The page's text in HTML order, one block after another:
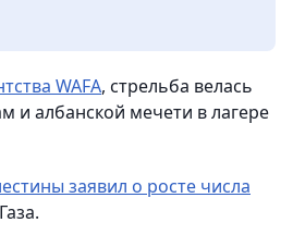
WAFA, стрельба велась
и албанской мечети в лагере
заявил о росте числа